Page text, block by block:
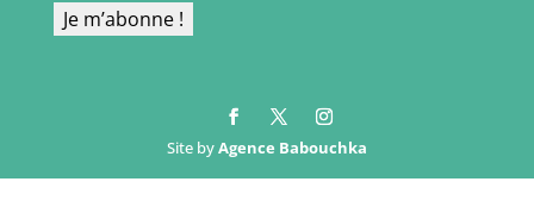
Site byAgence Babouchka